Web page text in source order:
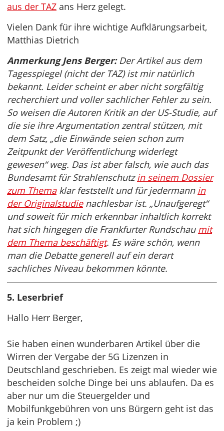
aus der TAZ ans Herz gelegt.
Vielen Dank für ihre wichtige Aufklärungsarbeit,
Matthias Dietrich
Anmerkung Jens Berger:Der Artikel aus dem
Tagesspiegel (nicht der TAZ) ist mir natürlich
bekannt. Leider scheint er aber nicht sorgfältig
recherchiert und voller sachlicher Fehler zu sein.
So weisen die Autoren Kritik an der US-Studie, auf
die sie ihre Argumentation zentral stützen, mit
dem Satz, „die Einwände seien schon zum
Zeitpunkt der Veröffentlichung widerlegt
gewesen“ weg. Das ist aber falsch, wie auch das
Bundesamt für Strahlenschutzin seinem Dossier
zum Themaklar feststellt und für jedermann in
der Originalstudienachlesbar ist. „Unaufgeregt“
und soweit für mich erkennbar inhaltlich korrekt
hat sich hingegen die Frankfurter Rundschau mit
dem Thema beschäftigt. Es wäre schön, wenn
man die Debatte generell auf ein derart
sachliches Niveau bekommen könnte.
5. Leserbrief
Hallo Herr Berger,
Sie haben einen wunderbaren Artikel über die
Wirren der Vergabe der 5G Lizenzen in
Deutschland geschrieben. Es zeigt mal wieder wie
bescheiden solche Dinge bei uns ablaufen. Da es
aber nur um die Steuergelder und
Mobilfunkgebühren von uns Bürgern geht ist das
ja kein Problem ;)